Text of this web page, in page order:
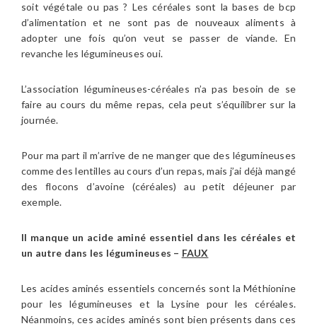
soit végétale ou pas ? Les céréales sont la bases de bcp
d’alimentation et ne sont pas de nouveaux aliments à
adopter une fois qu’on veut se passer de viande. En
revanche les légumineuses oui.
L’association légumineuses-céréales n’a pas besoin de se
faire au cours du même repas, cela peut s’équilibrer sur la
journée.
Pour ma part il m’arrive de ne manger que des légumineuses
comme des lentilles au cours d’un repas, mais j’ai déjà mangé
des flocons d’avoine (céréales) au petit déjeuner par
exemple.
Il manque un acide aminé essentiel dans les céréales et
un autre dans les légumineuses – FAUX
Les acides aminés essentiels concernés sont la Méthionine
pour les légumineuses et la Lysine pour les céréales.
Néanmoins, ces acides aminés sont bien présents dans ces